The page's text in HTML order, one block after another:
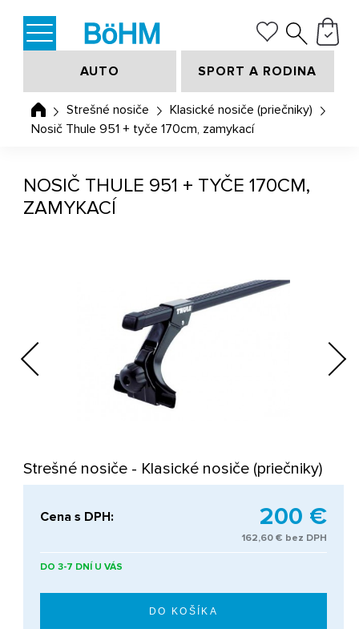
AUTO SPORT A RODINA
Strešné nosiče
Klasické nosiče (priečniky)
Nosič Thule 951 + tyče 170cm, zamykací
Previous Next
NOSIČ THULE 951 + TYČE 170CM,
ZAMYKACÍ
Strešné nosiče - Klasické nosiče (priečniky)
Cena s DPH: 200 €
162,60 € bez DPH
DO 3-7 DNÍ U VÁS